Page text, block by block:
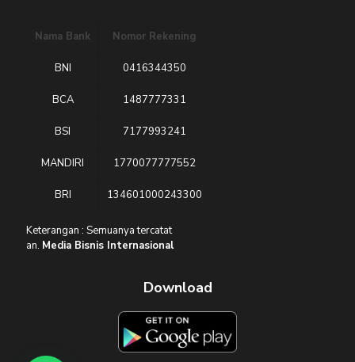
Nama Bank Nomor Rekening
BNI 0416344350
BCA 1487777331
BSI 7177993241
MANDIRI 1770077777552
BRI 134601000243300
Keterangan : Semuanya tercatat
an. Media Bisnis Internasional
Download